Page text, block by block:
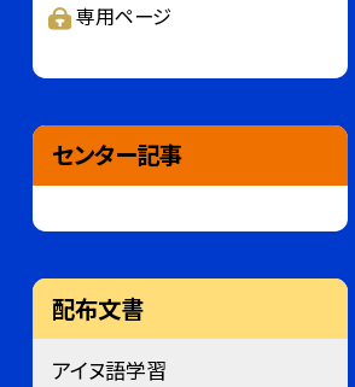
専用ページ
センター記事
配布文書
アイヌ語学習